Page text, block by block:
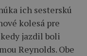
ich sesterskú
kolesá pre
jazdil boli
Reynolds. Obe